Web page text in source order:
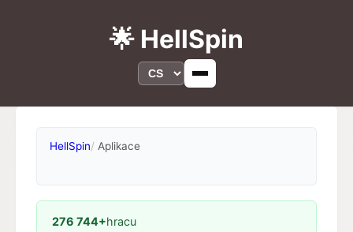
🌟 HellSpin
HellSpin Aplikace
276 744+hracu